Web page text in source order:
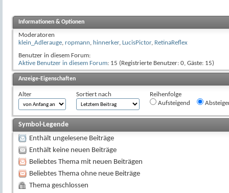
Informationen & Optionen
Moderatoren
klein_Adlerauge, ropmann, hinnerker, LucisPictor, RetinaReflex
Benutzer in diesem Forum:
Aktive Benutzer in diesem Forum: 15 (Registrierte Benutzer: 0, Gäste: 15)
Anzeige-Eigenschaften
Alter Sortiert nach
Reihenfolge
Aufsteigend
Symbol-Legende
Enthält ungelesene Beiträge
Enthält keine neuen Beiträge
Beliebtes Thema mit neuen Beiträgen
Beliebtes Thema ohne neue Beiträge
Thema geschlossen